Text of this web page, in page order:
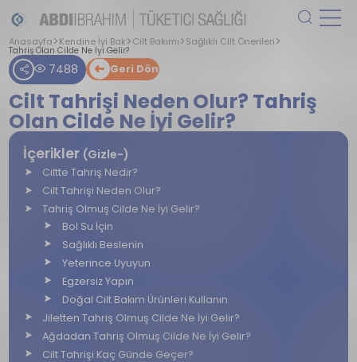
Anasayfa Kendine İyi Bak Cilt Bakımı Sağlıklı Cilt Önerileri
Tahriş Olan Cilde Ne İyi Gelir?
7488 Geri Dön
Cilt Tahrişi Neden Olur? Tahriş
Olan Cilde Ne İyi Gelir?
İçerikler (Gizle-)
Ciltte Tahriş Nedir?
Cilt Tahrişi Neden Olur?
Tahriş Olmuş Cilde Ne İyi Gelir?
Bol Su İçin
Sağlıklı Beslenin
Yeterince Uyuyun
Egzersiz Yapın
Doğal Cilt Bakım Ürünleri Kullanın
Jiletten Tahriş Olmuş Cilde Ne İyi Gelir?
Ağdadan Tahriş Olmuş Cilde Ne İyi Gelir?
Cilt Tahrişi Kaç Günde Geçer?